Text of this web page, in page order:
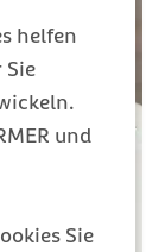
helfen
Sie
und
Sie